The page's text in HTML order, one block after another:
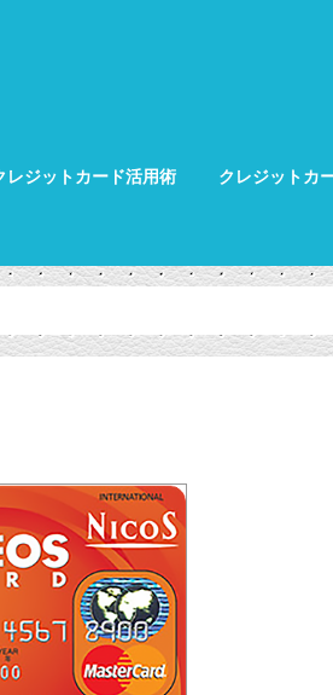
レジットカード活用術 クレジットカ